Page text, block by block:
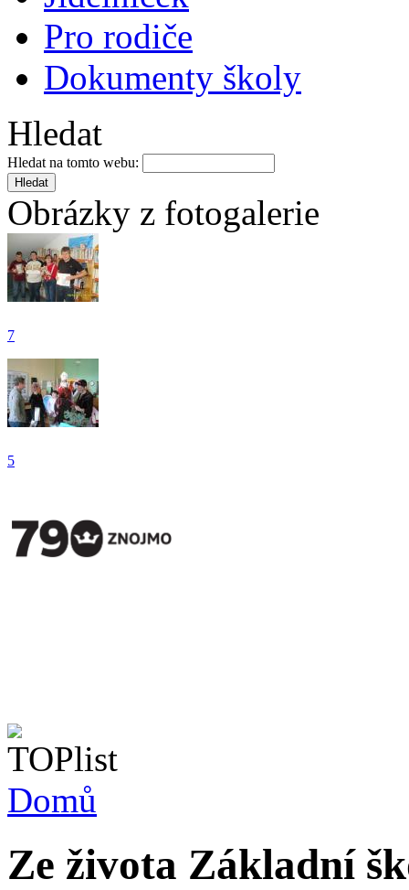
Pro rodiče
Dokumenty školy
Hledat
Hledat na tomto webu:
Obrázky z fotogalerie
7
5
Domů
Ze života Základní